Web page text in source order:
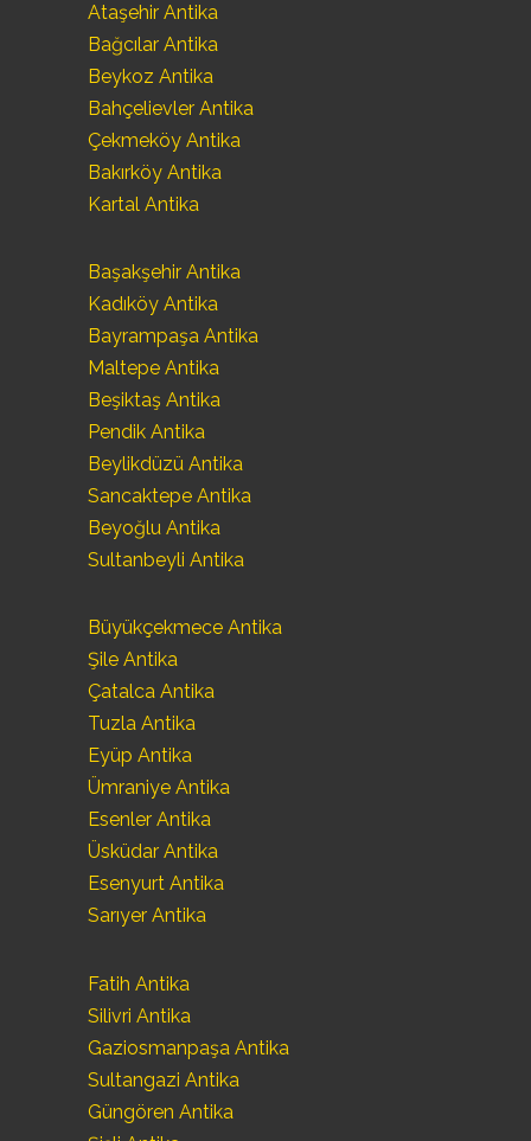
Ataşehir Antika
Bağcılar Antika
Beykoz Antika
Bahçelievler Antika
Çekmeköy Antika
Bakırköy Antika
Kartal Antika
Başakşehir Antika
Kadıköy Antika
Bayrampaşa Antika
Maltepe Antika
Beşiktaş Antika
Pendik Antika
Beylikdüzü Antika
Sancaktepe Antika
Beyoğlu Antika
Sultanbeyli Antika
Büyükçekmece Antika
Şile Antika
Çatalca Antika
Tuzla Antika
Eyüp Antika
Ümraniye Antika
Esenler Antika
Üsküdar Antika
Esenyurt Antika
Sarıyer Antika
Fatih Antika
Silivri Antika
Gaziosmanpaşa Antika
Sultangazi Antika
Güngören Antika